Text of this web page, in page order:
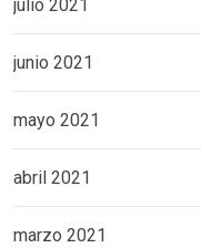
julio 2021
junio 2021
mayo 2021
abril 2021
marzo 2021